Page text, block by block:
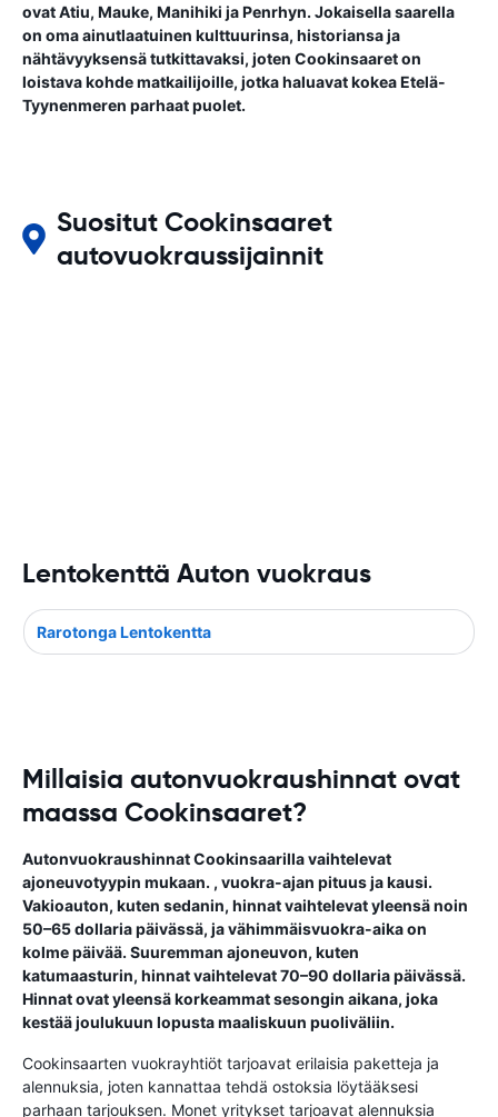
ovat Atiu, Mauke, Manihiki ja Penrhyn. Jokaisella saarella
on oma ainutlaatuinen kulttuurinsa, historiansa ja
nähtävyyksensä tutkittavaksi, joten Cookinsaaret on
loistava kohde matkailijoille, jotka haluavat kokea Etelä-
Tyynenmeren parhaat puolet.
Suositut Cookinsaaret
autovuokraussijainnit
Lentokenttä Auton vuokraus
Rarotonga Lentokentta
Millaisia autonvuokraushinnat ovat
maassa Cookinsaaret?
Autonvuokraushinnat Cookinsaarilla vaihtelevat
ajoneuvotyypin mukaan. , vuokra-ajan pituus ja kausi.
Vakioauton, kuten sedanin, hinnat vaihtelevat yleensä noin
50–65 dollaria päivässä, ja vähimmäisvuokra-aika on
kolme päivää. Suuremman ajoneuvon, kuten
katumaasturin, hinnat vaihtelevat 70–90 dollaria päivässä.
Hinnat ovat yleensä korkeammat sesongin aikana, joka
kestää joulukuun lopusta maaliskuun puoliväliin.
Cookinsaarten vuokrayhtiöt tarjoavat erilaisia ​​paketteja ja
alennuksia, joten kannattaa tehdä ostoksia löytääksesi
parhaan tarjouksen. Monet yritykset tarjoavat alennuksia